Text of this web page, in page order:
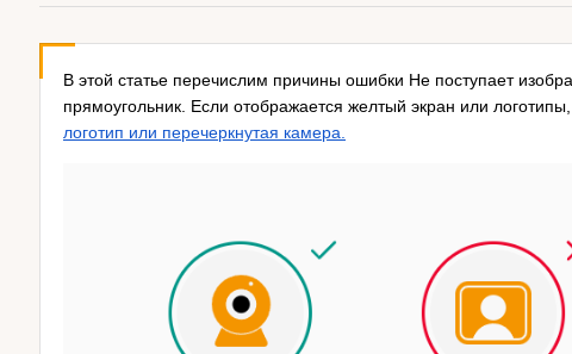
В этой статье перечислим причины ошибки Не поступает
прямоугольник. Если отображается желтый экран или логотипы,
логотип или перечеркнутая камера.